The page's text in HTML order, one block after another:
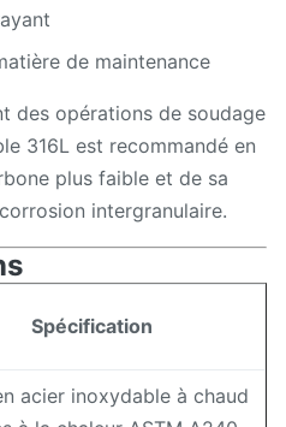
de maintenance
des opérations de soudage
316L est recommandé en
plus faible et de sa
intergranulaire.
Spécification
acier inoxydable à chaud